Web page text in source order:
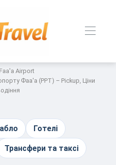
Airport
Фаа'а (PPT) – Pickup, Ціни
Готелі
Трансфери та таксі